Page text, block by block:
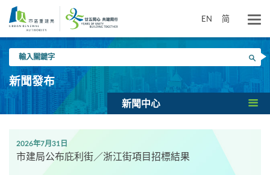
要
EN 简
入
關
鍵
搜尋
新聞發布
新聞中心
2026年7月31日
市建局公布庇利街／浙江街項目招標結果